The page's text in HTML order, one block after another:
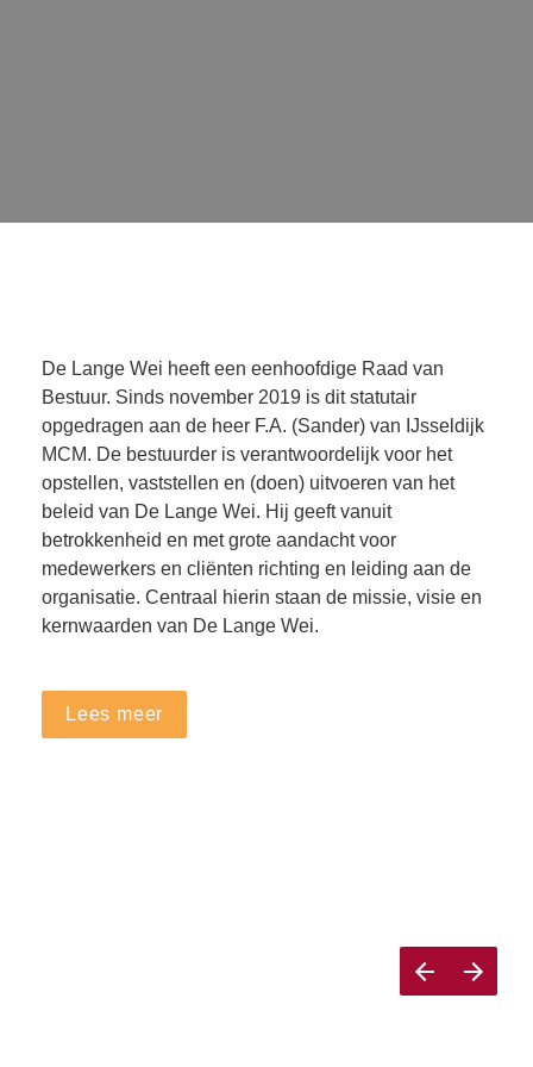
De Lange Wei heeft een eenhoofdige Raad van
Bestuur. Sinds november 2019 is dit statutair
opgedragen aan de heer F.A. (Sander) van IJsseldijk
MCM. De bestuurder is verantwoordelijk voor het
opstellen, vaststellen en (doen) uitvoeren van het
beleid van De Lange Wei. Hij geeft vanuit
betrokkenheid en met grote aandacht voor
medewerkers en cliënten richting en leiding aan de
organisatie. Centraal hierin staan de missie, visie en
kernwaarden van De Lange Wei.
Lees meer